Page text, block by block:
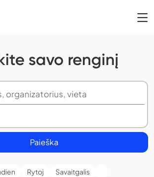
savo renginį
Paieška
Rytoj Savaitgalis